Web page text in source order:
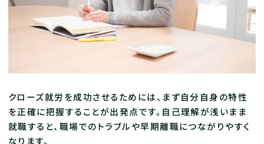
クローズ就労を成功させるためには、まず自分自身の特性
を正確に把握することが出発点です。自己理解が浅いまま
就職すると、職場でのトラブルや早期離職につながりやすく
なります。